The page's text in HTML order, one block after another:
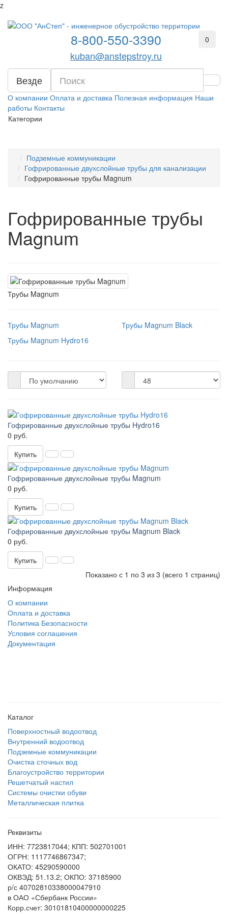
z
8-800-550-3390
kuban@anstepstroy.ru
0
Везде
О компании Оплата и доставка Полезная информация Наши
работы Контакты
Категории
Подземные коммуникации
Гофрированные двухслойные трубы для канализации
Гофрированные трубы Magnum
Гофрированные трубы
Magnum
Трубы Magnum
Трубы Magnum
Трубы Magnum Black
Трубы Magnum Hydro16
Гофрированные двухслойные трубы Hydro16
0 руб.
Купить
Гофрированные двухслойные трубы Magnum
0 руб.
Купить
Гофрированные двухслойные трубы Magnum Black
0 руб.
Купить
Показано с 1 по 3 из 3 (всего 1 страниц)
Информация
О компании
Оплата и доставка
Политика Безопасности
Условия соглашения
Документация
Каталог
Поверхностный водоотвод
Внутренний водоотвод
Подземные коммуникации
Очистка сточных вод
Благоустройство территории
Решетчатый настил
Системы очистки обуви
Металлическая плитка
Реквизиты
ИНН: 7723817044; КПП: 502701001
ОГРН: 1117746867347;
ОКАТО: 45290590000
ОКВЭД: 51.13.2; ОКПО: 37185900
р/с 40702810338000047910
в ОАО «Сбербанк России»
Корр.счет: 30101810400000000225